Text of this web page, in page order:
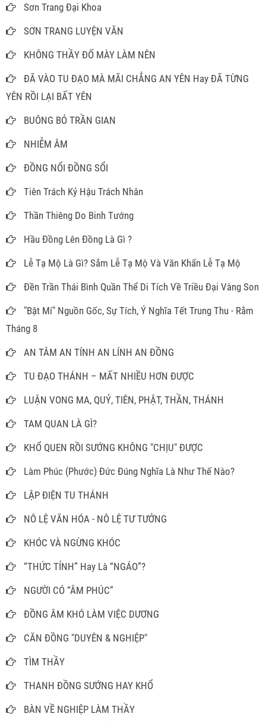
Sơn Trang Đại Khoa
SƠN TRANG LUYỆN VĂN
KHÔNG THẦY ĐỐ MÀY LÀM NÊN
ĐÃ VÀO TU ĐẠO MÀ MÃI CHẲNG AN YÊN Hay ĐÃ TỪNG
YÊN RỒI LẠI BẤT YÊN
BUÔNG BỎ TRẦN GIAN
NHIỄM ÂM
ĐỒNG NỔI ĐỒNG SỔI
Tiên Trách Kỷ Hậu Trách Nhân
Thần Thiêng Do Binh Tướng
Hầu Đồng Lên Đồng Là Gì ?
Lễ Tạ Mộ Là Gì? Sắm Lễ Tạ Mộ Và Văn Khấn Lễ Tạ Mộ
Đền Trần Thái Bình Quần Thể Di Tích Về Triều Đại Vàng Son
"Bật Mí" Nguồn Gốc, Sự Tích, Ý Nghĩa Tết Trung Thu - Rằm
Tháng 8
AN TÂM AN TÍNH AN LÍNH AN ĐỒNG
TU ĐẠO THÁNH – MẤT NHIỀU HƠN ĐƯỢC
LUẬN VONG MA, QUỶ, TIÊN, PHẬT, THẦN, THÁNH
TAM QUAN LÀ GÌ?
KHỔ QUEN RỒI SƯỚNG KHÔNG "CHỊU" ĐƯỢC
Làm Phúc (Phước) Đức Đúng Nghĩa Là Như Thế Nào?
LẬP ĐIỆN TU THÁNH
NÔ LỆ VĂN HÓA - NÔ LỆ TƯ TƯỞNG
KHÓC VÀ NGỪNG KHÓC
“THỨC TỈNH” Hay Là “NGÁO”?
NGƯỜI CÓ “ÂM PHÚC”
ĐỒNG ÂM KHÓ LÀM VIỆC DƯƠNG
CĂN ĐỒNG "DUYÊN & NGHIỆP"
TÌM THẦY
THANH ĐỒNG SƯỚNG HAY KHỔ
BÀN VỀ NGHIỆP LÀM THẦY